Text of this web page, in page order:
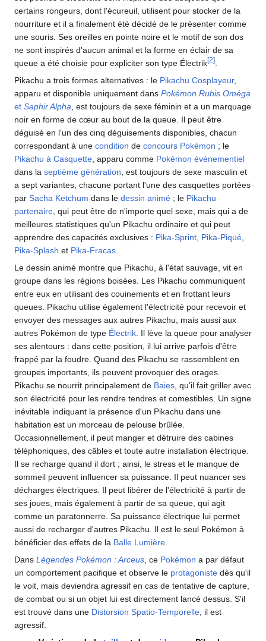
certains rongeurs, dont l'écureuil, utilisent pour stocker de la
nourriture et il a finalement été décidé de le présenter comme
une souris. Ses oreilles en pointe noire et le motif de son dos
ne sont inspirés d'aucun animal et la forme en éclair de sa
queue a été choisie pour expliciter son type Électrik[2]
Pikachu a trois formes alternatives : le Pikachu Cosplayeur,
apparu et disponible uniquement dans Pokémon Rubis Oméga
et Saphir Alpha , est toujours de sexe féminin et a un marquage
noir en forme de cœur au bout de la queue. Il peut être
déguisé en l'un des cinq déguisements disponibles, chacun
correspondant à une condition de concours Pokémon ; le
Pikachu à Casquette , apparu comme Pokémon événementiel
dans la septième génération , est toujours de sexe masculin et
a sept variantes, chacune portant l'une des casquettes portées
par Sacha Ketchum dans le dessin animé ; le Pikachu
partenaire , qui peut être de n'importe quel sexe, mais qui a de
meilleures statistiques qu'un Pikachu ordinaire et qui peut
apprendre des capacités exclusives : Pika-Sprint Pika-Piqué
Pika-Splash et Pika-Fracas
Le dessin animé montre que Pikachu, à l'état sauvage, vit en
groupe dans les régions boisées. Les Pikachu communiquent
entre eux en utilisant des couinements et en frottant leurs
queues. Pikachu utilise également l'électricité pour recevoir et
envoyer des messages aux autres Pikachu, mais aussi aux
autres Pokémon de type Électrik . Il lève la queue pour analyser
ses alentours : dans cette position, il lui arrive parfois d'être
frappé par la foudre. Quand des Pikachu se rassemblent en
groupes importants, ils peuvent provoquer des orages.
Pikachu se nourrit principalement de Baies , qu'il fait griller avec
son électricité pour les rendre tendres et comestibles. Un signe
inévitable indiquant la présence d'un Pikachu dans une
habitation est un morceau de pelouse brûlée.
Occasionnellement, il peut manger et détruire des cabines
téléphoniques, des câbles et toute autre installation électrique.
Il se recharge quand il dort ; ainsi, le stress et le manque de
sommeil peuvent influencer sa puissance. Il peut nuancer ses
décharges électriques. Il peut libérer de l'électricité à partir de
ses joues, mais également à partir de sa queue, qui agit
comme un paratonnerre. Sa puissance électrique lui permet
aussi de recharger d'autres Pikachu. Il est le seul Pokémon à
bénéficier des effets de la Balle Lumière
Dans Légendes Pokémon : Arceus , ce Pokémon a par défaut
un comportement pacifique et observe le protagoniste dès qu'il
le voit, mais deviendra agressif en cas de tentative de capture,
de combat ou si un objet lui est directement lancé dessus. S'il
est trouvé dans une Distorsion Spatio-Temporelle , il est
agressif.